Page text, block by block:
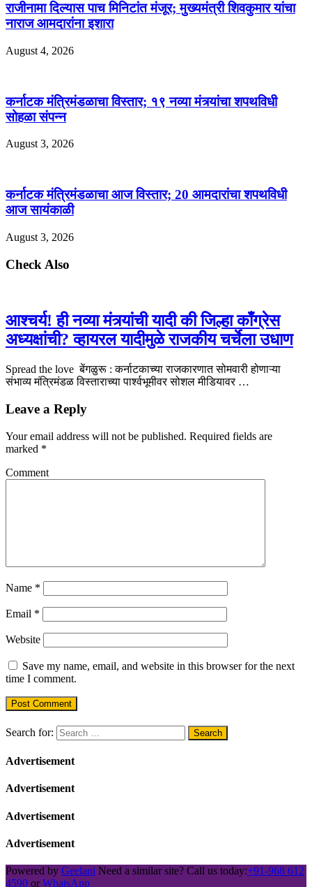
राजीनामा दिल्यास पाच मिनिटांत मंजूर; मुख्यमंत्री शिवकुमार यांचा
नाराज आमदारांना इशारा
August 4, 2026
कर्नाटक मंत्रिमंडळाचा विस्तार; १९ नव्या मंत्र्यांचा शपथविधी
सोहळा संपन्न
August 3, 2026
कर्नाटक मंत्रिमंडळाचा आज विस्तार; 20 आमदारांचा शपथविधी
आज सायंकाळी
August 3, 2026
Check Also
आश्चर्य! ही नव्या मंत्र्यांची यादी की जिल्हा काँग्रेस
अध्यक्षांची? व्हायरल यादीमुळे राजकीय चर्चेला उधाण
Spread the love बेंगळुरू : कर्नाटकाच्या राजकारणात सोमवारी होणाऱ्या
संभाव्य मंत्रिमंडळ विस्ताराच्या पार्श्वभूमीवर सोशल मीडियावर …
Leave a Reply
Your email address will not be published. Required fields are
marked *
Comment
Name *
Email *
Website
Save my name, email, and website in this browser for the next
time I comment.
Search for:
Advertisement
Advertisement
Advertisement
Advertisement
Powered by Geelani Need a similar site? Call us today:+91-968 612
4590 or WhatsApp